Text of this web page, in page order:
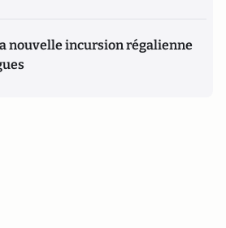
nouvelle incursion régalienne